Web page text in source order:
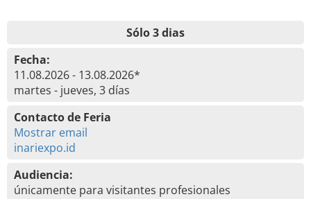
Sólo 3 dias
Fecha:
11.08.2026 - 13.08.2026*
martes - jueves, 3 días
Contacto de Feria
Mostrar email
inariexpo.id
Audiencia:
únicamente para visitantes profesionales